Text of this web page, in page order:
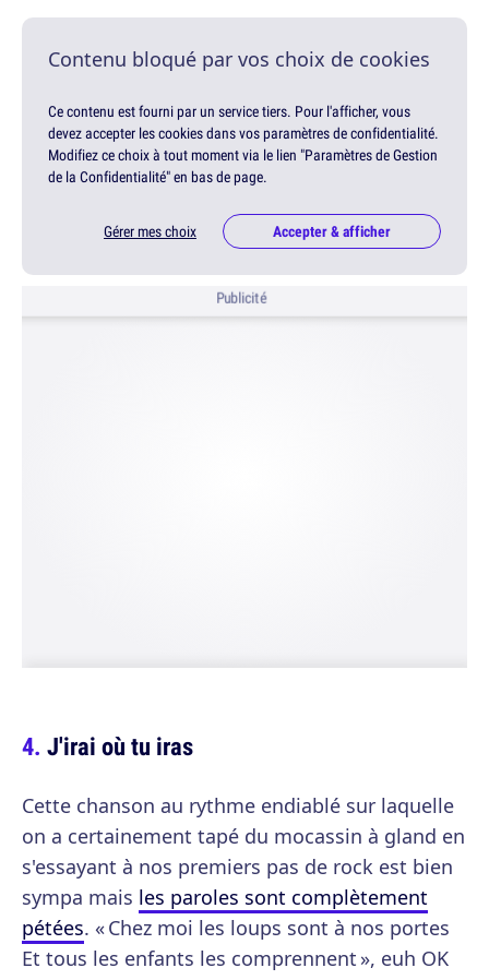
Contenu bloqué par vos choix de cookies
Ce contenu est fourni par un service tiers. Pour l'afficher, vous
devez accepter les cookies dans vos paramètres de confidentialité.
Modifiez ce choix à tout moment via le lien "Paramètres de Gestion
de la Confidentialité" en bas de page.
Gérer mes choix Accepter & afficher
Publicité
J'irai où tu iras
Cette chanson au rythme endiablé sur laquelle
on a certainement tapé du mocassin à gland en
s'essayant à nos premiers pas de rock est bien
sympa mais les paroles sont complètement
pétées. « Chez moi les loups sont à nos portes
Et tous les enfants les comprennent », euh OK